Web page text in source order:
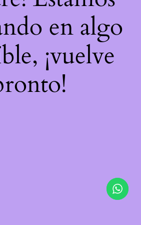
en algo
¡vuelve